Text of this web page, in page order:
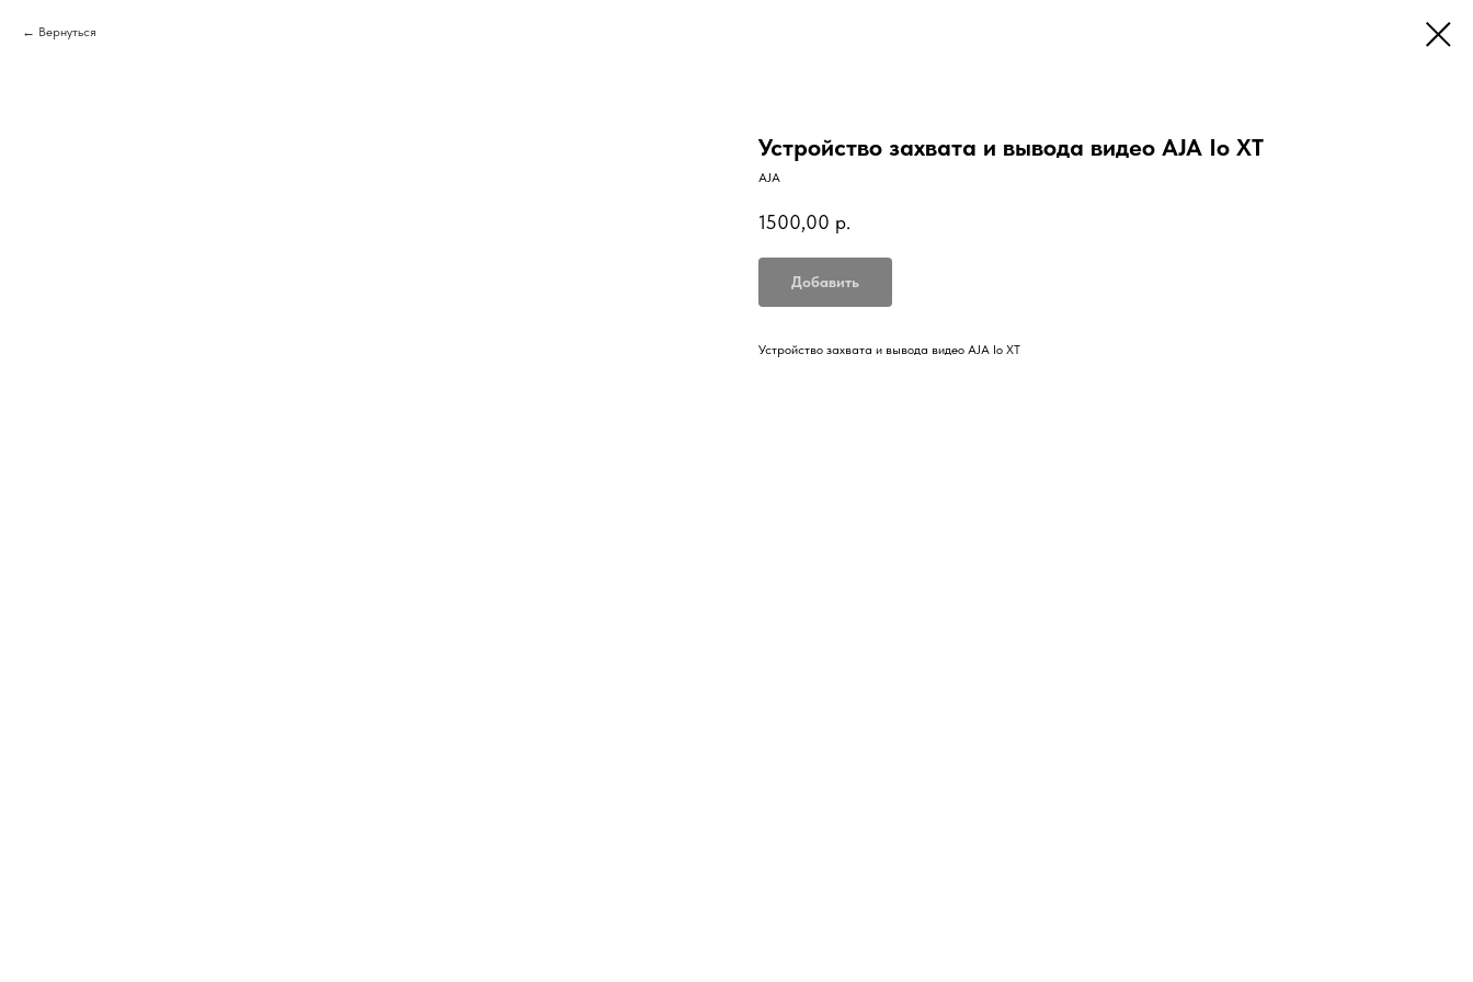
Вернуться
Устройство захвата и вывода видео AJA Io XT
AJA
1500,00 р.
Добавить
Устройство захвата и вывода видео AJA Io XT